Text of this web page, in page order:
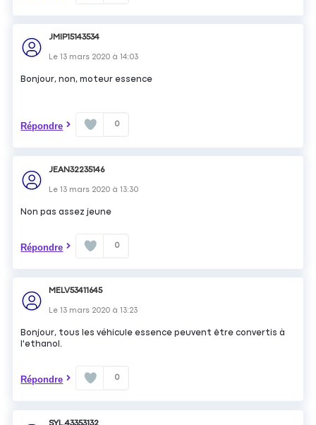
JMIP15143534
Le13 mars 2020 à14:03
Bonjour, non, moteur essence
Répondre 0
JEAN32235146
Le13 mars 2020 à13:30
Non pas assez jeune
Répondre 0
MELV53411645
Le13 mars 2020 à13:23
Bonjour, tous les véhicule essence peuvent être convertis à
l'ethanol.
Répondre 0